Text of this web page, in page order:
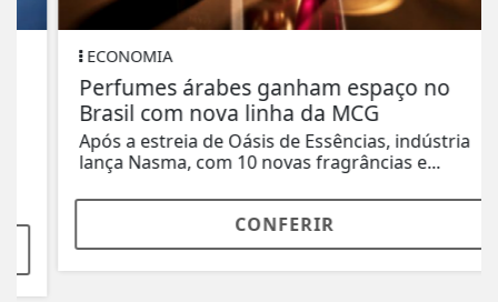
ECONOMIA
Perfumes árabes ganham espaço no
Brasil com nova linha da MCG
Após a estreia de Oásis de Essências, indústria
lança Nasma, com 10 novas fragrâncias e...
CONFERIR